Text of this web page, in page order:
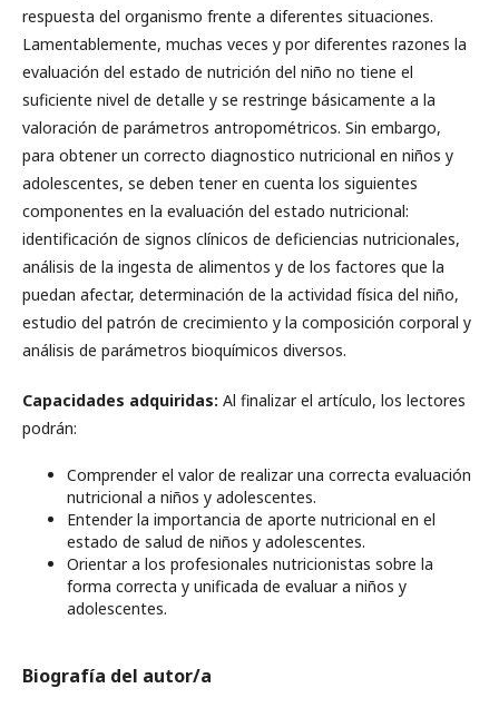
respuesta del organismo frente a diferentes situaciones.
Lamentablemente, muchas veces y por diferentes razones la
evaluación del estado de nutrición del niño no tiene el
suficiente nivel de detalle y se restringe básicamente a la
valoración de parámetros antropométricos. Sin embargo,
para obtener un correcto diagnostico nutricional en niños y
adolescentes, se deben tener en cuenta los siguientes
componentes en la evaluación del estado nutricional:
identificación de signos clínicos de deficiencias nutricionales,
análisis de la ingesta de alimentos y de los factores que la
puedan afectar, determinación de la actividad física del niño,
estudio del patrón de crecimiento y la composición corporal y
análisis de parámetros bioquímicos diversos.
Capacidades adquiridas: Al finalizar el artículo, los lectores
podrán:
Comprender el valor de realizar una correcta evaluación
nutricional a niños y adolescentes.
Entender la importancia de aporte nutricional en el
estado de salud de niños y adolescentes.
Orientar a los profesionales nutricionistas sobre la
forma correcta y unificada de evaluar a niños y
adolescentes.
Biografía del autor/a